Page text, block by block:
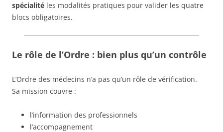
spécialité les modalités pratiques pour valider les quatre
blocs obligatoires.
Le rôle de l’Ordre : bien plus qu’un contrôle
L’Ordre des médecins n’a pas qu’un rôle de vérification.
Sa mission couvre :
l’information des professionnels
l’accompagnement